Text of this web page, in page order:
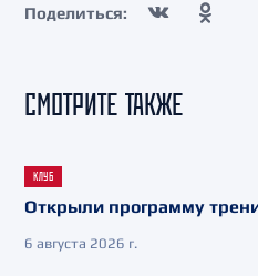
Поделиться:
СМОТРИТЕ ТАКЖЕ
КЛУБ
Открыли программу
6 августа 2026 г.